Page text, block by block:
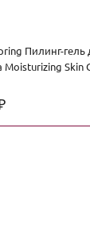
Пилинг-
Moisturizing Skin